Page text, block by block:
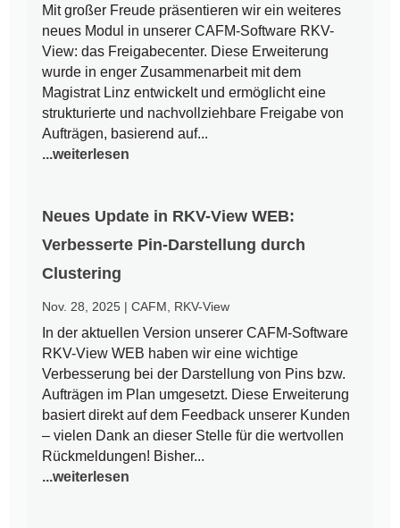
Mit großer Freude präsentieren wir ein weiteres
neues Modul in unserer CAFM-Software RKV-
View: das Freigabecenter. Diese Erweiterung
wurde in enger Zusammenarbeit mit dem
Magistrat Linz entwickelt und ermöglicht eine
strukturierte und nachvollziehbare Freigabe von
Aufträgen, basierend auf...
...weiterlesen
Neues Update in RKV-View WEB:
Verbesserte Pin-Darstellung durch
Clustering
Nov. 28, 2025 |CAFM RKV-View
In der aktuellen Version unserer CAFM-Software
RKV-View WEB haben wir eine wichtige
Verbesserung bei der Darstellung von Pins bzw.
Aufträgen im Plan umgesetzt. Diese Erweiterung
basiert direkt auf dem Feedback unserer Kunden
– vielen Dank an dieser Stelle für die wertvollen
Rückmeldungen! Bisher...
...weiterlesen